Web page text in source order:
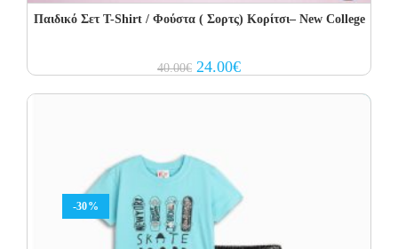
Παιδικό Σετ Τ-Shirt / Φούστα ( Σορτς) Κορίτσι– New College
40.00€ Original
price
24.00€Current
price
-30%